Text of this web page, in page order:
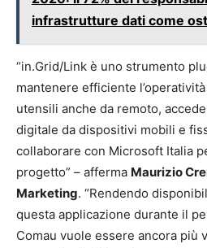
infrastrutture dati come
“in.Grid/Link è uno strumento
mantenere efficiente
utensili anche da remoto,
digitale da dispositivi mobili e
collaborare con Microsoft Italia
progetto” – afferma Maurizio
Marketing. “Rendendo
questa applicazione durante il
Comau vuole essere ancora più